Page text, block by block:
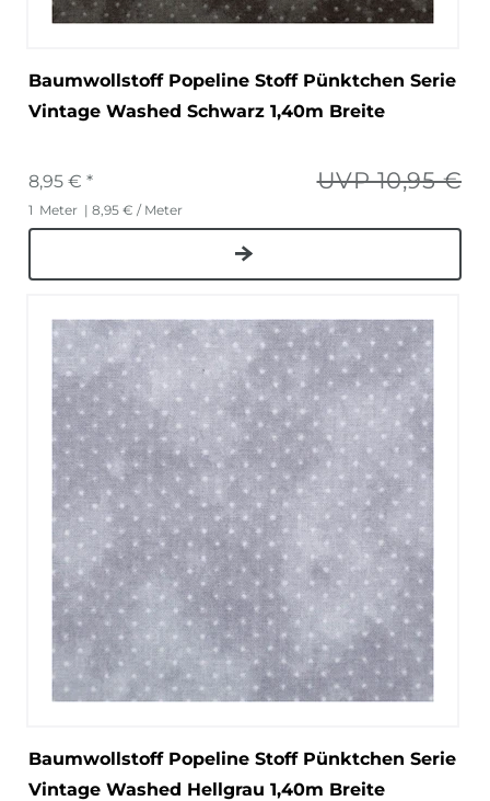
Baumwollstoff Popeline Stoff Pünktchen Serie
Vintage Washed Schwarz 1,40m Breite
UVP 10,95 €
8,95 € *
1 Meter | 8,95 € / Meter
Baumwollstoff Popeline Stoff Pünktchen Serie
Vintage Washed Hellgrau 1,40m Breite